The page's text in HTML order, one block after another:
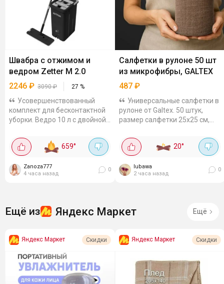
Швабра с отжимом и
ведром Zetter M 2.0
2246 ₽ 3090₽ 27 %
Усовершенствованный
комплект для бесконтактной
уборки. Ведро 10 л с двойной
отверстием. Самоотжимной
механизм, поворотная
насадка 360° на...
659°
Zanoza777
4 часа назад
0
Салфетки в рулоне 50 шт
из микрофибры, GALTEX
487 ₽
Универсальные салфетки в
рулоне от Galtex. 50 штук,
размер салфетки 25х25 см,
Хорошо впитывают, подходят
для различных поверхностей.
Можно...
20°
lubawa
2 часа назад
0
Ещё из Яндекс Маркет Ещё
Яндекс Маркет Скидки Яндекс Маркет Скидки